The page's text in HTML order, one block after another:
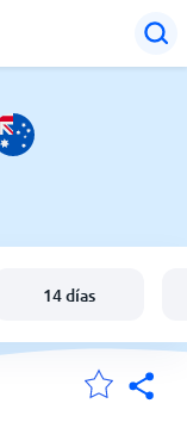
14 días